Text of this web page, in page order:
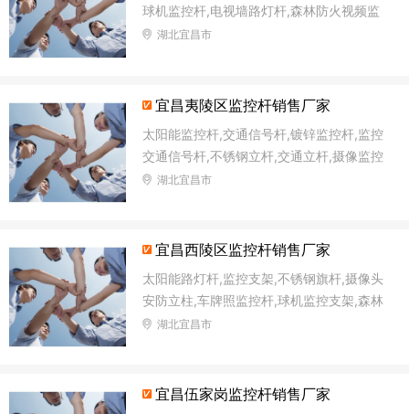
球机监控杆,电视墙路灯杆,森林防火视频监
控杆,小区监控杆,道路监控立杆
湖北宜昌市
宜昌夷陵区监控杆销售厂家
太阳能监控杆,交通信号杆,镀锌监控杆,监控
交通信号杆,不锈钢立杆,交通立杆,摄像监控
杆,球机监控杆
湖北宜昌市
宜昌西陵区监控杆销售厂家
太阳能路灯杆,监控支架,不锈钢旗杆,摄像头
安防立柱,车牌照监控杆,球机监控支架,森林
防火视频监控杆,太阳能监控灯灯杆
湖北宜昌市
宜昌伍家岗监控杆销售厂家